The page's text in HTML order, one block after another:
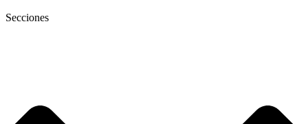
Secciones